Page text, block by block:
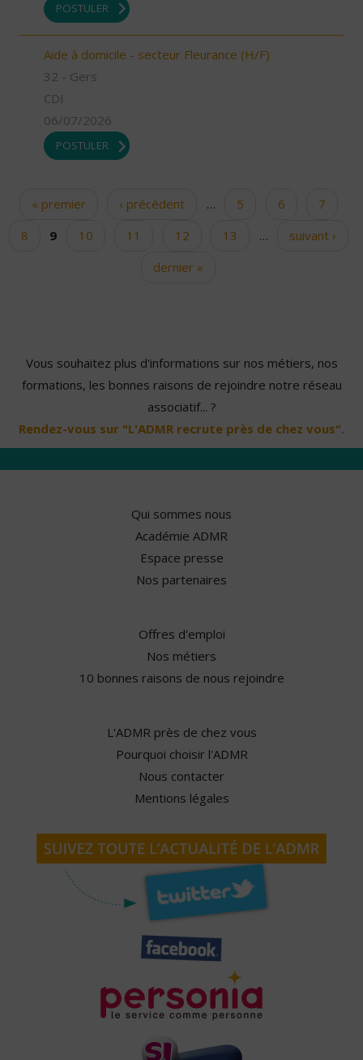
POSTULER
Aide à domicile - secteur Fleurance (H/F)
32 - Gers
CDI
06/07/2026
POSTULER
Pages« premier ‹ précédent … 5 6
7
8
9 10 11 12 13 …
suivant ›
dernier »
Vous souhaitez plus d'informations sur nos métiers, nos
formations, les bonnes raisons de rejoindre notre réseau
associatif... ?
Rendez-vous sur "L'ADMR recrute près de chez vous".
Qui sommes nous
Académie ADMR
Espace presse
Nos partenaires
Offres d'emploi
Nos métiers
10 bonnes raisons de nous rejoindre
L'ADMR près de chez vous
Pourquoi choisir l'ADMR
Nous contacter
Mentions légales